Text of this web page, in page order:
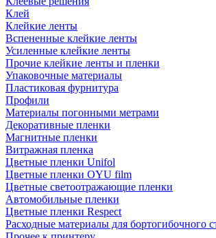
Клей
Клейкие ленты
Вспененные клейкие ленты
Усиленные клейкие ленты
Прочие клейкие ленты и пленки
Упаковочные материалы
Пластиковая фурнитура
Профили
Материалы погонными метрами
Декоративные пленки
Магнитные пленки
Витражная пленка
Цветные пленки Unifol
Цветные пленки OYU film
Цветные светоотражающие пленки
Автомобильные пленки
Цветные пленки Respect
Расходные материалы для бортогибочного